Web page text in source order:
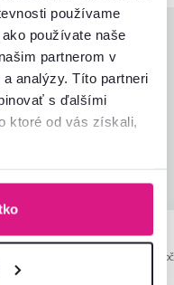
používame
používate naše
partnerom v
analýzy. Títo partneri
s ďalšími
ktoré od vás získali,
4,8
4,3
4,5
5hviezdičiek
K
Kristína K.
24.5.2023,